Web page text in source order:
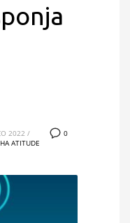
0
2022 /
ATITUDE